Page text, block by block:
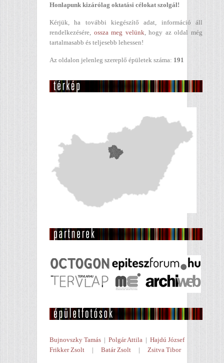
Honlapunk kizárólag oktatási célokat szolgál!
Kérjük, ha további kiegészítő adat, információ áll
rendelkezésére, ossza meg velünk , hogy az oldal még
tartalmasabb és teljesebb lehessen!
Az oldalon jelenleg szereplő épületek száma: 191
Bujnovszky Tamás | Polgár Attila | Hajdú József
Frikker Zsolt | Batár Zsolt | Zsitva Tibor